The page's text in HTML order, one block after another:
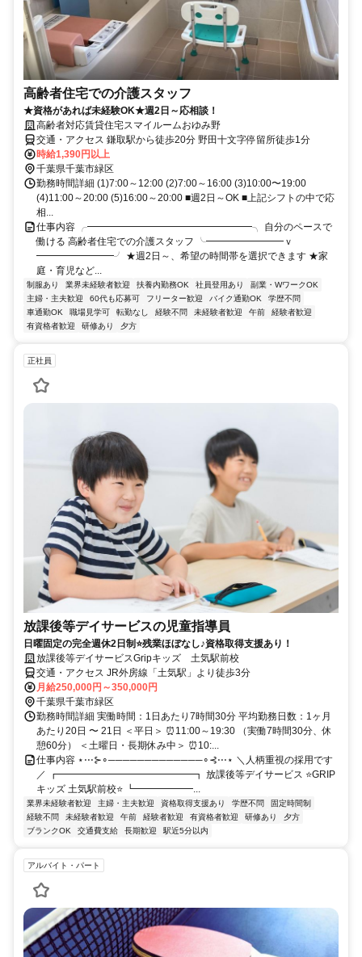
高齢者住宅での介護スタッフ
★資格があれば未経験OK★週2日～応相談！
高齢者対応賃貸住宅スマイルームおゆみ野
交通・アクセス 鎌取駅から徒歩20分 野田十文字停留所徒歩1分
時給1,390円以上
千葉県千葉市緑区
勤務時間詳細 (1)7:00～12:00 (2)7:00～16:00 (3)10:00〜19:00
(4)11:00～20:00 (5)16:00～20:00 ■週2日～OK ■上記シフトの中で応
相...
仕事内容 ╭━━━━━━━━━━━━━━━━━╮ 自分のペースで
働ける 高齢者住宅での介護スタッフ ╰━━━━━━━━ｖ
━━━━━━━━╯ ★週2日～、希望の時間帯を選択できます ★家
庭・育児など...
制服あり 業界未経験者歓迎 扶養内勤務OK 社員登用あり
副業・WワークOK
主婦・主夫歓迎
60代も応募可 フリーター歓迎 バイク通勤OK
学歴不問
車通勤OK
職場見学可 転勤なし 経験不問 未経験者歓迎 午前
経験者歓迎
有資格者歓迎
研修あり 夕方
正社員
放課後等デイサービスの児童指導員
日曜固定の完全週休2日制⭐残業ほぼなし♪資格取得支援あり！
放課後等デイサービスGripキッズ 土気駅前校
交通・アクセス JR外房線「土気駅」より徒歩3分
月給250,000円～350,000円
千葉県千葉市緑区
勤務時間詳細 実働時間：1日あたり7時間30分 平均勤務日数：1ヶ月
あたり20日 〜 21日 ＜平日＞ ⏰11:00～19:30 （実働7時間30分、休
憩60分） ＜土曜日・長期休み中＞ ⏰10:...
仕事内容 ⋆⋅⋅⋅⊱∘─────────────∘⊰⋅⋅⋅⋆ ＼人柄重視の採用です
／ ┏━━━━━━━━━━━━━━┓ 放課後等デイサービス ⭐GRIP
キッズ 土気駅前校⭐ ┗━━━━━━...
業界未経験者歓迎 主婦・主夫歓迎 資格取得支援あり 学歴不問
固定時間制
経験不問
未経験者歓迎 午前 経験者歓迎 有資格者歓迎 研修あり
夕方
ブランクOK
交通費支給 長期歓迎 駅近5分以内
アルバイト・パート